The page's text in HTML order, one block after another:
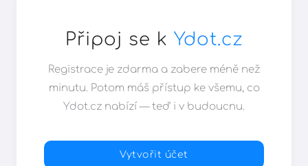
Připoj se k Ydot.cz
Registrace je zdarma a zabere méně než
minutu. Potom máš přístup ke všemu, co
Ydot.cz nabízí — teď i v budoucnu.
Vytvořit účet